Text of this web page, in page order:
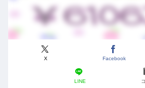
X Facebook
LINE